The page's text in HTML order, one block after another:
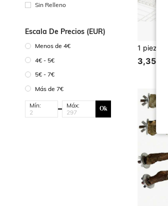
Sin Relleno
Escala De Precios (EUR)
Menos de 4€
4€ - 5€
5€ - 7€
Más de 7€
Mín: Máx: Ok
3,35€